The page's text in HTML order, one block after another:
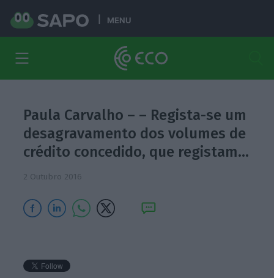
MENU
Paula Carvalho – – Regista-se um
desagravamento dos volumes de
crédito concedido, que registam…
2 Outubro 2016